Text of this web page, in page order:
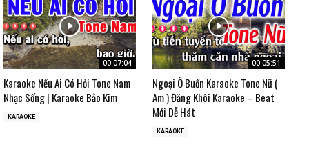
00:07:04
Karaoke Nếu Ai Có Hỏi Tone Nam
Nhạc Sống | Karaoke Bảo Kim
KARAOKE
00:05:51
Ngoại Ô Buồn Karaoke Tone Nữ (
Am ) Đăng Khôi Karaoke – Beat
Mới Dễ Hát
KARAOKE